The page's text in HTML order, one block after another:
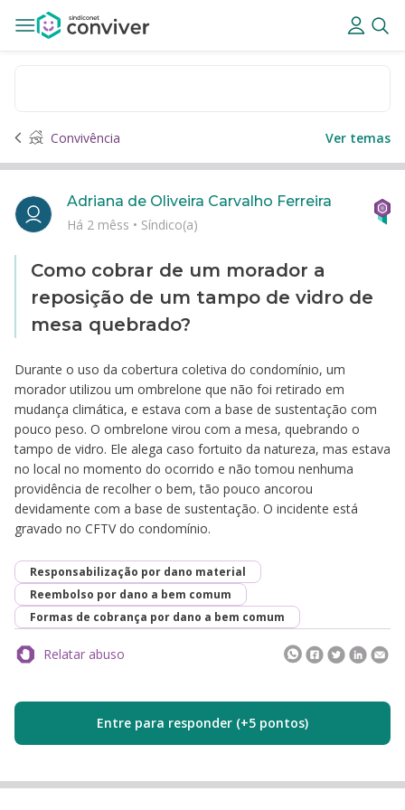
Convivência Ver temas
Como cobrar de um morador a
reposição de um tampo de vidro de
mesa quebrado?
Durante o uso da cobertura coletiva do condomínio, um
morador utilizou um ombrelone que não foi retirado em
mudança climática, e estava com a base de sustentação com
pouco peso. O ombrelone virou com a mesa, quebrando o
tampo de vidro. Ele alega caso fortuito da natureza, mas estava
no local no momento do ocorrido e não tomou nenhuma
providência de recolher o bem, tão pouco ancorou
devidamente com a base de sustentação. O incidente está
gravado no CFTV do condomínio.
Responsabilização por dano material
Reembolso por dano a bem comum
Formas de cobrança por dano a bem comum
Adriana de Oliveira Carvalho Ferreira
Há 2 mêss • Síndico(a)
Relatar abuso
Entre para responder (+5 pontos)